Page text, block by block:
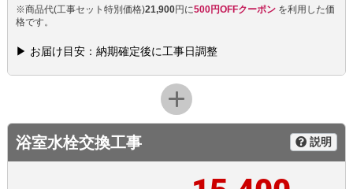
※商品代(工事セット特別価格)21,900円に500円OFFクーポンを利用した価
格です。
▶ お届け目安：納期確定後に工事日調整
浴室水栓交換工事 説明